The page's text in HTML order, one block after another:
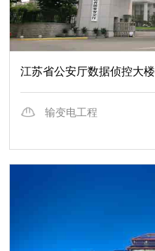
江苏省公安厅数据侦控大楼
输变电工程